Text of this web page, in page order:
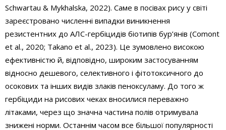
Schwartau & Mykhalska, 2022). Саме в посівах рису у світі
зареєстровано численні випадки виникнення
резистентних до АЛС-гербіцидів біотипів бур’янів (Comont
et al., 2020; Takano et al., 2023). Це зумовлено високою
ефективністю й, відповідно, широким застосуванням
відносно дешевого, селективного і фітотоксичного до
осокових та інших видів злаків пеноксуламу. До того ж
гербіциди на рисових чеках вносилися переважно
літаками, через що значна частина полів отримувала
знижені норми. Останнім часом все більшої популярності